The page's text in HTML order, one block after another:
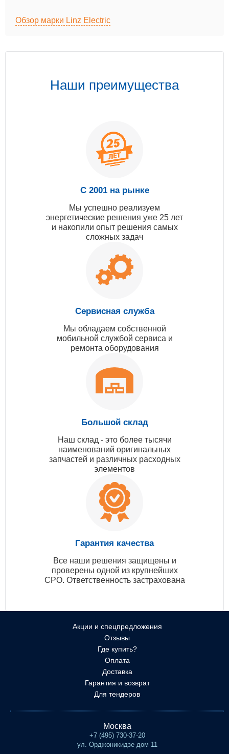
Обзор марки Linz Electric
Наши преимущества
С 2001 на рынке
Мы успешно реализуем
энергетические решения уже 25 лет
и накопили опыт решения самых
сложных задач
Сервисная служба
Мы обладаем собственной
мобильной службой сервиса и
ремонта оборудования
Большой склад
Наш склад - это более тысячи
наименований оригинальных
запчастей и различных расходных
элементов
Гарантия качества
Все наши решения защищены и
проверены одной из крупнейших
СРО. Ответственность застрахована
Акции и спецпредложения
Отзывы
Где купить?
Оплата
Доставка
Гарантия и возврат
Для тендеров
Москва
+7 (495) 730-37-20
ул. Орджоникидзе дом 11